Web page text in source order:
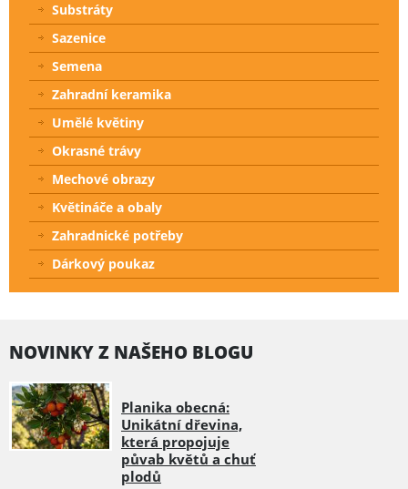
Substráty
Sazenice
Semena
Zahradní keramika
Umělé květiny
Okrasné trávy
Mechové obrazy
Květináče a obaly
Zahradnické potřeby
Dárkový poukaz
NOVINKY Z NAŠEHO BLOGU
Planika obecná:
Unikátní dřevina,
která propojuje
půvab květů a chuť
plodů